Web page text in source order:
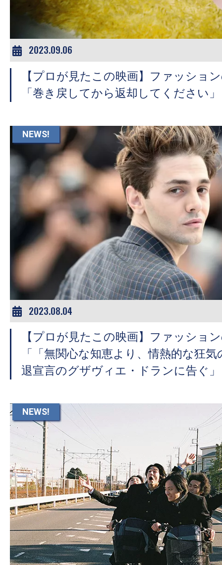
2023.09.06
【プロが見たこの映画】ファッショ
「巻き戻してから返却してください」
NEWS!
2023.08.04
【プロが見たこの映画】ファッショ
「「無関心な知恵より、情熱的な狂
退宣言のグザヴィエ・ドランに告ぐ」
NEWS!